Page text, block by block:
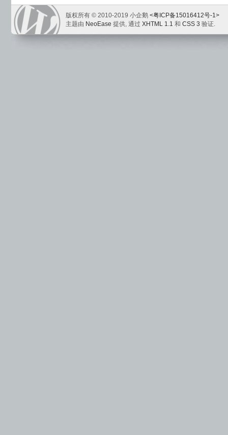
版权所有 © 2010-2019 小企鹅 <粤ICP备15016412号-1>
主题由 NeoEase 提供, 通过 XHTML 1.1 和 CSS 3 验证.